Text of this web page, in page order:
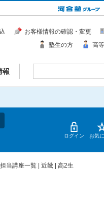
報
お客様情報の確認・変更
塾生の方
高
ログイン お気
当講座一覧 | 近畿 | 高2生